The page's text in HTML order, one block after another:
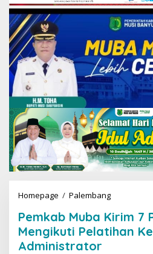
Homepage / Palembang
m
k
a
Pemkab Muba Kirim 7
Mengikuti Pelatihan
Administrator